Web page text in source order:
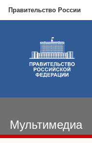
Правительство России
Мультимедиа